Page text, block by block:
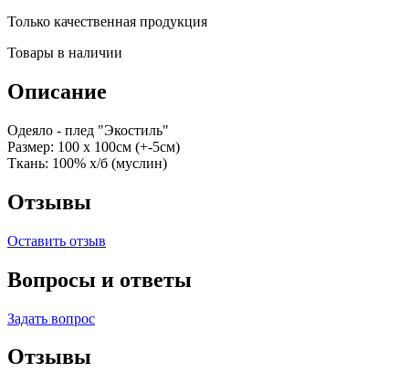
Только качественная продукция
Товары в наличии
Описание
Одеяло - плед "Экостиль"
Размер: 100 х 100см (+-5см)
Ткань: 100% х/б (муслин)
Отзывы
Оставить отзыв
Вопросы и ответы
Задать вопрос
Отзывы